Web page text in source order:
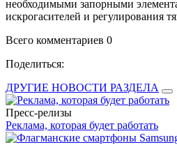
необходимыми запорными
искрогасителей и регулирования
Всего комментариев 0
Поделиться:
ДРУГИЕ НОВОСТИ РАЗДЕЛА
Пресс-релизы
Реклама, которая будет работать